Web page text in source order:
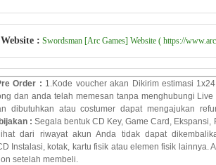
: Swordsman [Arc Games] Website ( https://
Order : 1.Kode voucher akan Dikirim estimasi
dan anda telah memesan tanpa menghubungi
dibutuhkan atau costumer dapat mengajukan
: Segala bentuk CD Key, Game Card, Ekspansi,
dari riwayat akun Anda tidak dapat
Instalasi, kotak, kartu fisik atau elemen fisik lainnya.
setelah membeli.